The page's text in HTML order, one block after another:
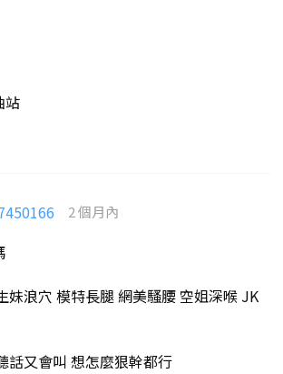
站
2 個月內
妹浪穴 模特長腿 網美騷腰 空姐深喉 JK
話又會叫 想怎麼狠幹都行